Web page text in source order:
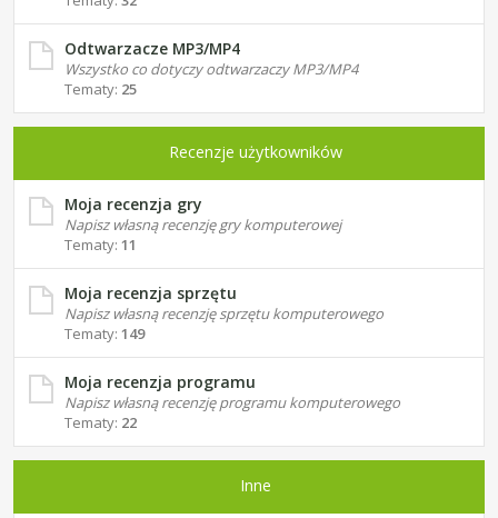
Odtwarzacze MP3/MP4
Wszystko co dotyczy odtwarzaczy MP3/MP4
Tematy: 25
Recenzje użytkowników
Moja recenzja gry
Napisz własną recenzję gry komputerowej
Tematy: 11
Moja recenzja sprzętu
Napisz własną recenzję sprzętu komputerowego
Tematy: 149
Moja recenzja programu
Napisz własną recenzję programu komputerowego
Tematy: 22
Inne